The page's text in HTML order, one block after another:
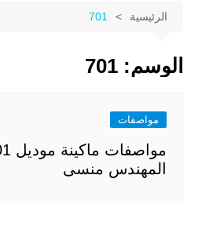
الرئيسية 701
الوسم: 701
مواصفات
المهندس منسى